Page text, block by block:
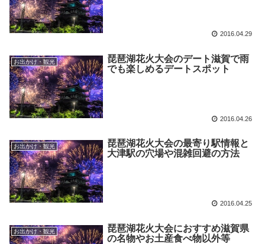
2016.04.29
お出かけ・観光
琵琶湖花火大会のデート滋賀で雨
でも楽しめるデートスポット
2016.04.26
お出かけ・観光
琵琶湖花火大会の最寄り駅情報と
大津駅の穴場や混雑回避の方法
2016.04.25
お出かけ・観光
琵琶湖花火大会におすすめ滋賀県
の名物やお土産食べ物以外等